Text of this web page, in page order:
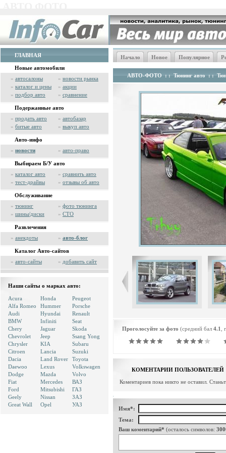
ГЛАВНАЯ
Новые автомобили
» автосалоны » новости рынка
» каталог и цены » акции
» подбор авто » сравнение
Подержанные авто
» продать авто » автобазар
» битые авто » выкуп авто
Авто-инфо
» новости » авто-право
Выбираем Б/У авто
» каталог авто » сравнить авто
» тест-драйвы » отзывы об авто
Обслуживание
» тюнинг » фото тюнинга
» шины/диски » СТО
Развлечения
» анекдоты » авто-блог
Каталог Авто-сайтов
» авто-сайты » добавить сайт
Наши сайты о марках авто:
Acura
Alfa Romeo
Audi
BMW
Chery
Chevrolet
Chrysler
Citroen
Dacia
Daewoo
Dodge
Fiat
Ford
Geely
Great Wall
Honda
Hummer
Hyundai
Infiniti
Jaguar
Jeep
KIA
Lancia
Land Rover
Lexus
Mazda
Mercedes
Mitsubishi
Nissan
Opel
Peugeot
Porsche
Renault
Seat
Skoda
Ssang Yong
Subaru
Suzuki
Toyota
Volkswagen
Volvo
ВАЗ
ГАЗ
ЗАЗ
УАЗ
Начало Новое Популярное
АВТО-ФОТО : : Тюнинг авто : :
Проголосуйте за фото (средний бал 4.1
КОМЕНТАРИИ ПОЛЬЗОВАТЕЛЕЙ
Коментариев пока никто не оставил.
Имя*:
Тема:
Ваш коментарий* (осталось символов: